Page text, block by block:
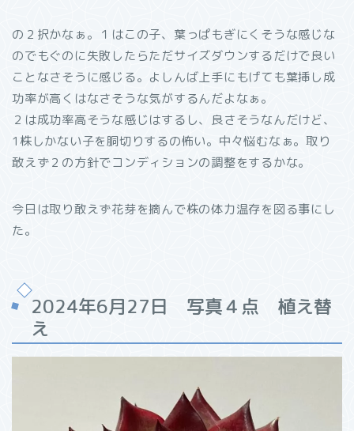
の２択かなぁ。１はこの子、葉っぱもぎにくそうな感じな
のでもぐのに失敗したらただサイズダウンするだけで良い
ことなさそうに感じる。よしんば上手にもげても葉挿し成
功率が高くはなさそうな気がするんだよなぁ。
２は成功率高そうな感じはするし、良さそうなんだけど、
1株しかない子を胴切りするの怖い。中々悩むなぁ。取り
敢えず２の方針でコンディションの調整をするかな。
今日は取り敢えず花芽を摘んで株の体力温存を図る事にし
た。
2024年6月27日 写真４点 植え替
え